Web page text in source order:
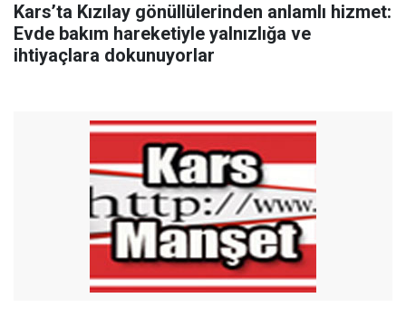
Kars’ta Kızılay gönüllülerinden anlamlı hizmet:
Evde bakım hareketiyle yalnızlığa ve
ihtiyaçlara dokunuyorlar